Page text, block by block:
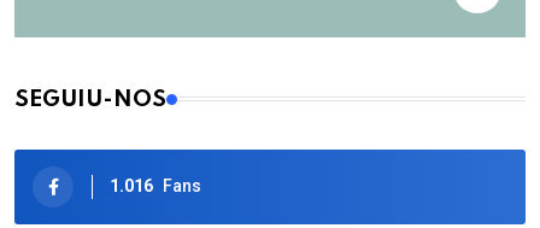
SEGUIU-NOS
1.016 Fans